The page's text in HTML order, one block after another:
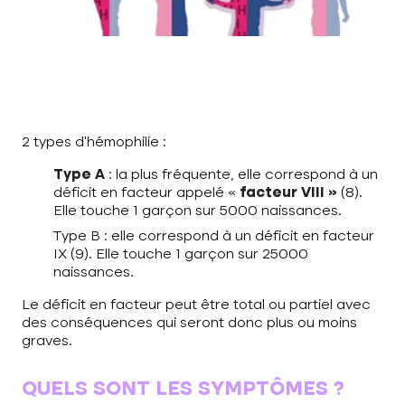
2 types d’hémophilie :
Type A : la plus fréquente, elle correspond à un
déficit en facteur appelé « facteur VIII » (8).
Elle touche 1 garçon sur 5000 naissances.
Type B : elle correspond à un déficit en facteur
IX (9). Elle touche 1 garçon sur 25000
naissances.
Le déficit en facteur peut être total ou partiel avec
des conséquences qui seront donc plus ou moins
graves.
QUELS SONT LES SYMPTÔMES ?